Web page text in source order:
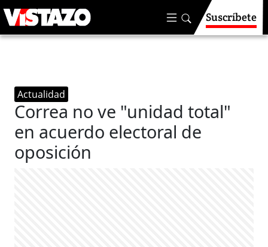
Suscríbete
Actualidad
Correa no ve "unidad total"
en acuerdo electoral de
oposición